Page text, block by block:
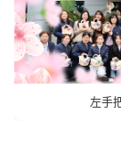
左手